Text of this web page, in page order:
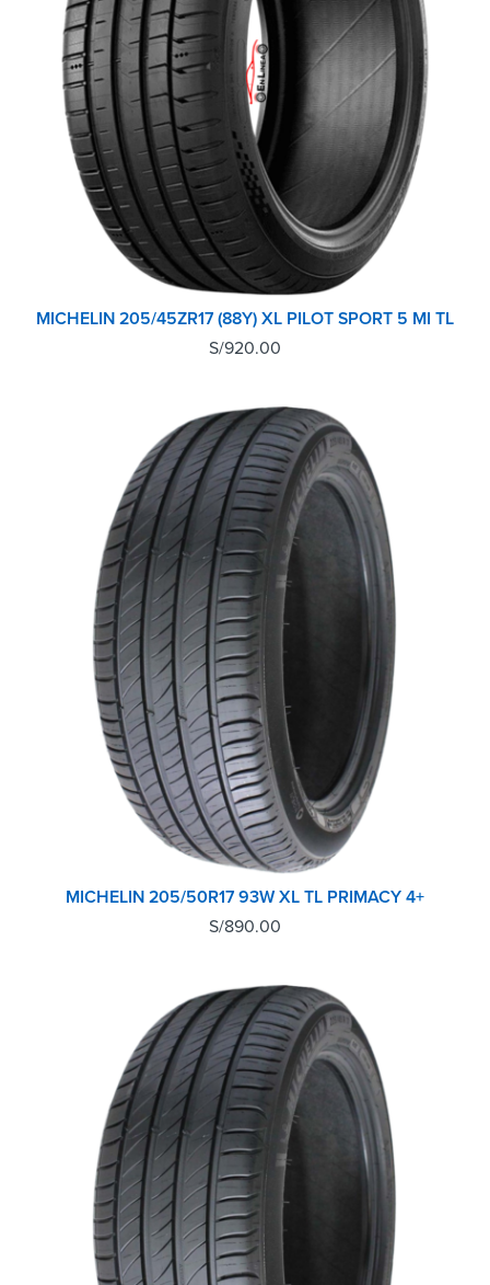
MICHELIN 205/45ZR17 (88Y) XL PILOT SPORT 5 MI TL
S/920.00
MICHELIN 205/50R17 93W XL TL PRIMACY 4+
S/890.00